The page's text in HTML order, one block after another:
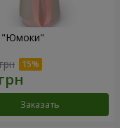
"Юмоки"
Заказать